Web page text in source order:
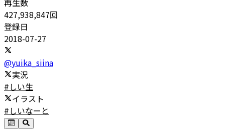
再生数
427,938,847回
登録日
2018-07-27
@yuika_siina
実況
#しい生
イラスト
#しいなーと